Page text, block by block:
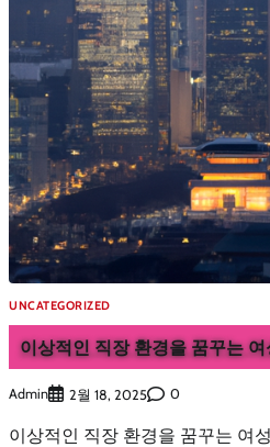
UNCATEGORIZED
이상적인 직장 환경을 꿈꾸는
Admin 2월 18, 2025 0
이상적인 직장 환경을 꿈꾸는 여